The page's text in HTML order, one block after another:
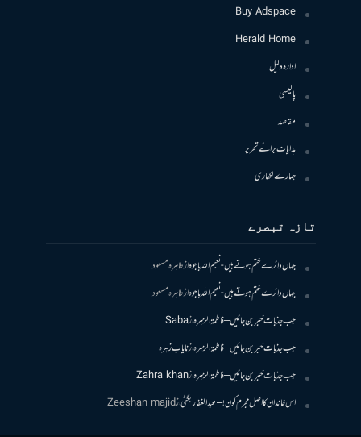
Buy Adspace
Herald Home
ادارہ دلیل
پالیسی
مقاصد
ہدایات برائے تحریر
ہمارے لکھاری
تازہ تبصرے
جہاں دائرے ختم ہوتے ہیں- نعیم اللہ باجوہازطاہرہ مسعود
جہاں دائرے ختم ہوتے ہیں- نعیم اللہ باجوہازطاہرہ مسعود
جب جذبات خبر بن جائیں – فاطمۃالزہرہازSaba
جب جذبات خبر بن جائیں – فاطمۃالزہرہازنایاب زہرہ
جب جذبات خبر بن جائیں – فاطمۃالزہرہازZahra khan
اس خاندان کا اصل مجرم کون! – عبدالغفار بگٹیازZeeshan majid